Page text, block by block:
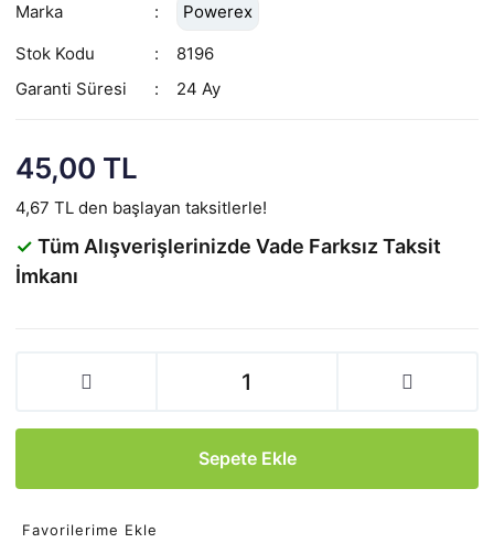
Marka
Powerex
Stok Kodu
8196
Garanti Süresi
24 Ay
45,00 TL
4,67 TL den başlayan taksitlerle!
✓ Tüm Alışverişlerinizde Vade Farksız Taksit
İmkanı
Sepete Ekle
Favorilerime Ekle